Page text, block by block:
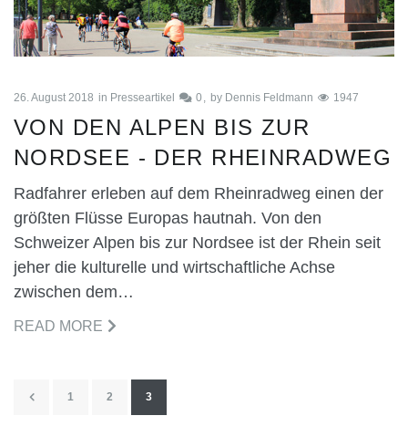
26. August 2018 in Presseartikel 0 by Dennis Feldmann 1947
VON DEN ALPEN BIS ZUR
NORDSEE - DER RHEINRADWEG
Radfahrer erleben auf dem Rheinradweg einen der
größten Flüsse Europas hautnah. Von den
Schweizer Alpen bis zur Nordsee ist der Rhein seit
jeher die kulturelle und wirtschaftliche Achse
zwischen dem…
READ MORE
1 2 3